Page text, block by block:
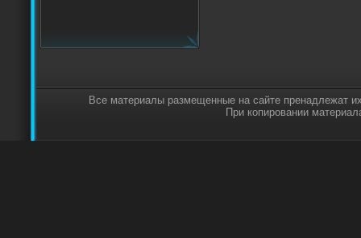
Все материалы размещенные на сайте пренадлежат
При копировании